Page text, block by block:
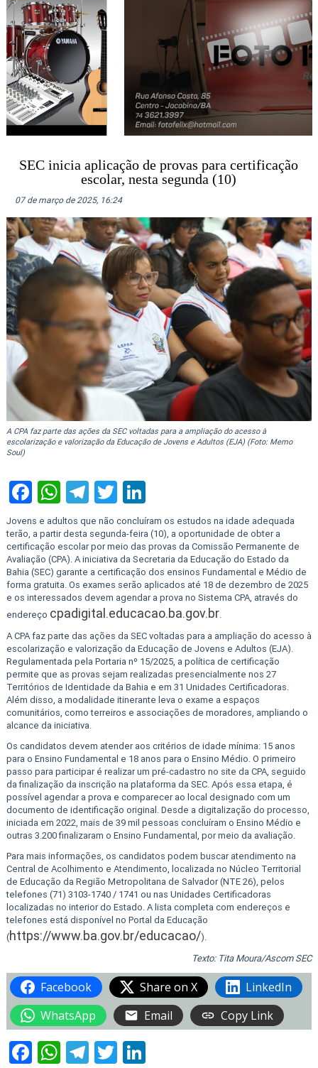
SEC inicia aplicação de provas para certificação
escolar, nesta segunda (10)
07 de março de 2025, 16:24
A CPA faz parte das ações da SEC voltadas para a ampliação do acesso à
escolarização e valorização da Educação de Jovens e Adultos (EJA) (Foto: Memo
Soul)
Facebook
WhatsApp
Telegram
Twitter
LinkedIn
Jovens e adultos que não concluíram os estudos na idade adequada
terão, a partir desta segunda-feira (10), a oportunidade de obter a
certificação escolar por meio das provas da Comissão Permanente de
Avaliação (CPA). A iniciativa da Secretaria da Educação do Estado da
Bahia (SEC) garante a certificação dos ensinos Fundamental e Médio de
forma gratuita. Os exames serão aplicados até 18 de dezembro de 2025
e os interessados devem agendar a prova no Sistema CPA, através do
endereço cpadigital.educacao.ba.gov.br.
A CPA faz parte das ações da SEC voltadas para a ampliação do acesso à
escolarização e valorização da Educação de Jovens e Adultos (EJA).
Regulamentada pela Portaria nº 15/2025, a política de certificação
permite que as provas sejam realizadas presencialmente nos 27
Territórios de Identidade da Bahia e em 31 Unidades Certificadoras.
Além disso, a modalidade itinerante leva o exame a espaços
comunitários, como terreiros e associações de moradores, ampliando o
alcance da iniciativa.
Os candidatos devem atender aos critérios de idade mínima: 15 anos
para o Ensino Fundamental e 18 anos para o Ensino Médio. O primeiro
passo para participar é realizar um pré-cadastro no site da CPA, seguido
da finalização da inscrição na plataforma da SEC. Após essa etapa, é
possível agendar a prova e comparecer ao local designado com um
documento de identificação original. Desde a digitalização do processo,
iniciada em 2022, mais de 39 mil pessoas concluíram o Ensino Médio e
outras 3.200 finalizaram o Ensino Fundamental, por meio da avaliação.
Para mais informações, os candidatos podem buscar atendimento na
Central de Acolhimento e Atendimento, localizada no Núcleo Territorial
de Educação da Região Metropolitana de Salvador (NTE 26), pelos
telefones (71) 3103-1740 / 1741 ou nas Unidades Certificadoras
localizadas no interior do Estado. A lista completa com endereços e
telefones está disponível no Portal da Educação
(https://www.ba.gov.br/educacao/).
Texto: Tita Moura/Ascom SEC
Facebook Share on X
LinkedIn
WhatsApp
Email Copy Link
Facebook
WhatsApp
Telegram
Twitter
LinkedIn